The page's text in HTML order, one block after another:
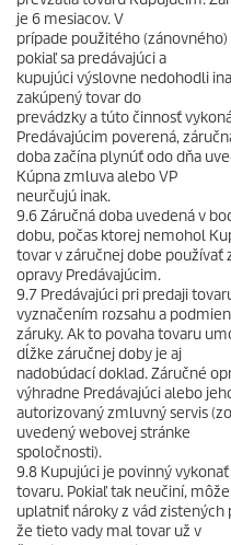
je 6 mesiacov. V
prípade použitého
pokiaľ sa predávajúci a
kupujúci výslovne nedohodli
zakúpený tovar do
prevádzky a túto činnosť
Predávajúcim poverená,
doba začína plynúť odo dňa
Kúpna zmluva alebo VP
neurčujú inak.
9.6 Záručná doba uvedená v
dobu, počas ktorej nemohol
tovar v záručnej dobe používať
opravy Predávajúcim.
9.7 Predávajúci pri predaji
vyznačením rozsahu a
záruky. Ak to povaha tovaru
dĺžke záručnej doby je aj
nadobúdací doklad. Záručné
výhradne Predávajúci alebo
autorizovaný zmluvný servis
uvedený webovej stránke
spoločnosti).
9.8 Kupujúci je povinný
tovaru. Pokiaľ tak neučiní, môže
uplatniť nároky z vád
že tieto vady mal tovar už v